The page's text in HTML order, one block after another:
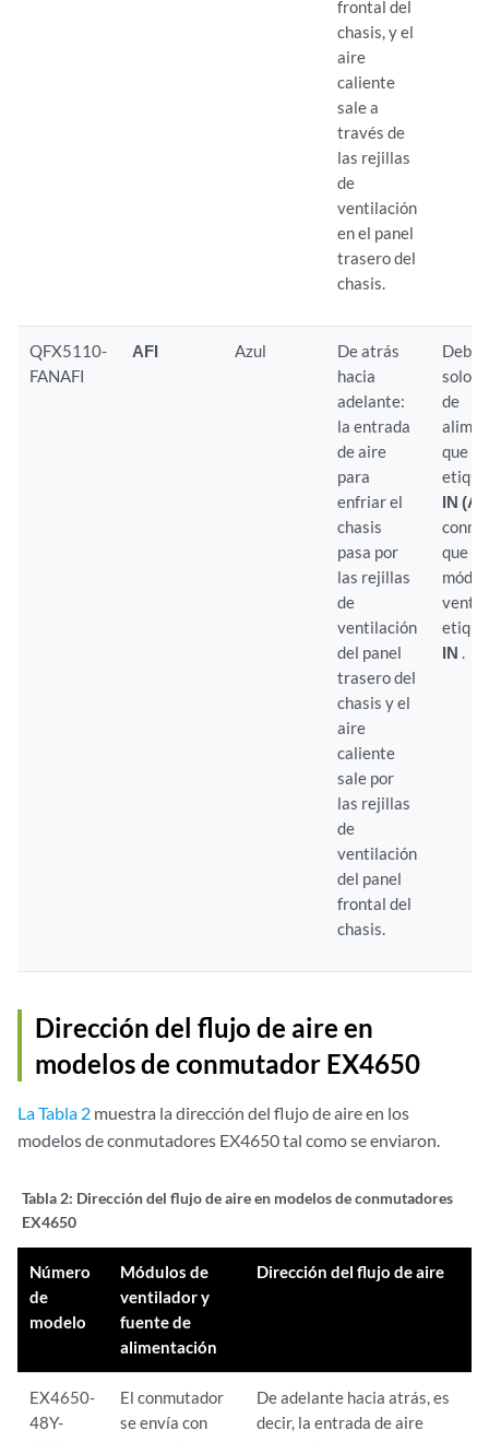
frontal del
chasis, y el
aire
caliente
sale a
través de
las rejillas
de
ventilación
en el panel
trasero del
chasis.
QFX5110-
FANAFI
AFI Azul
De atrás
hacia
adelante:
la entrada
de aire
para
enfriar el
chasis
pasa por
las rejillas
de
ventilación
del panel
trasero del
chasis y el
aire
caliente
sale por
las rejillas
de
ventilación
del panel
frontal del
chasis.
Debe
solo
de
que
IN
que
IN .
Dirección del flujo de aire en
modelos de conmutador EX4650
La Tabla 2 muestra la dirección del flujo de aire en los
modelos de conmutadores EX4650 tal como se enviaron.
Tabla 2: Dirección del flujo de aire en modelos de conmutadores
EX4650
Número
de
modelo
Módulos de
ventilador y
fuente de
alimentación
Dirección del flujo de aire
EX4650-
48Y-
El conmutador
se envía con
De adelante hacia atrás, es
decir, la entrada de aire